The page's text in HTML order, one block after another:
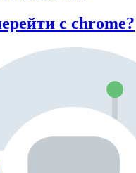
с chrome?